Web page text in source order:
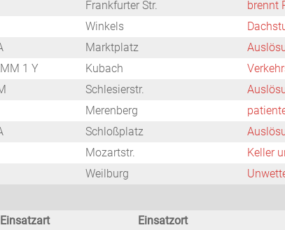
Frankfurter Str.
brennt
Winkels
Marktplatz
1 Y Kubach
Schlesierstr.
Merenberg
Schloßplatz
Mozartstr.
Keller
Weilburg
Einsatzart Einsatzort